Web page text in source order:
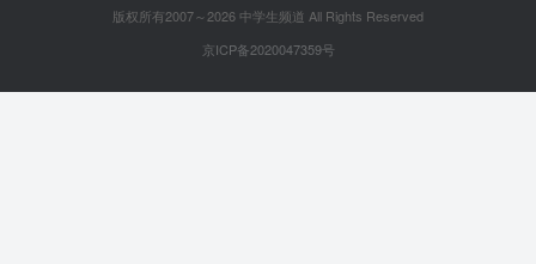
版权所有2007～2026 中学生频道 All Rights Reserved
京ICP备2020047359号